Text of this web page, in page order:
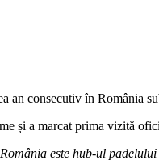
consecutiv în România
și a marcat prima vizită
„România este hub-ul